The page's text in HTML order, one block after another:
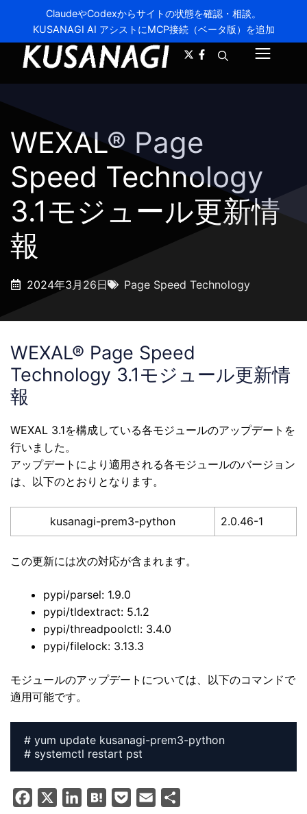
ClaudeやCodexからサイトの状態を確認・相談。
KUSANAGI AI アシストにMCP接続（ベータ版）を追加
ニ
WEXAL® Page
Speed Technology
3.1モジュール更新情
報
2024年3月26日 Page Speed Technology
WEXAL® Page Speed
Technology 3.1モジュール更新情
報
WEXAL 3.1を構成している各モジュールのアップデートを
行いました。
アップデートにより適用される各モジュールのバージョン
は、以下のとおりとなります。
kusanagi-prem3-python 2.0.46-1
この更新には次の対応が含まれます。
pypi/parsel: 1.9.0
pypi/tldextract: 5.1.2
pypi/threadpoolctl: 3.4.0
pypi/filelock: 3.13.3
モジュールのアップデートについては、以下のコマンドで
適用可能です。
# yum update kusanagi-prem3-python
# systemctl restart pst
A- A+